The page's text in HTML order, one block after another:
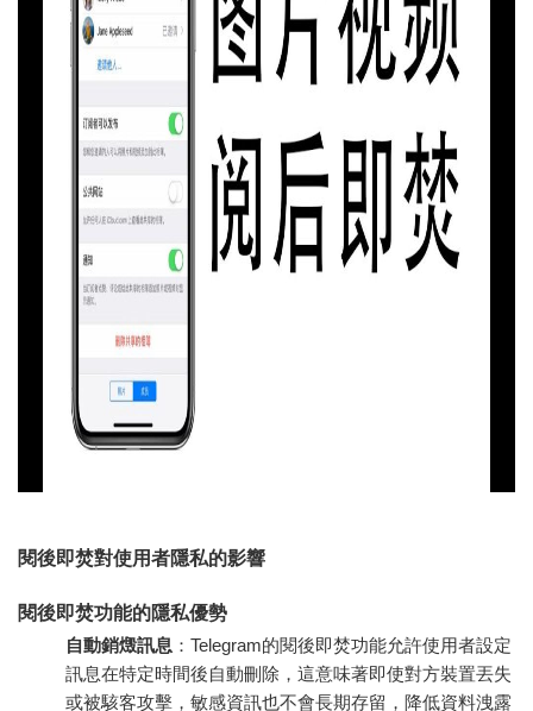
閱後即焚對使用者隱私的影響
閱後即焚功能的隱私優勢
自動銷燬訊息 ：Telegram的閱後即焚功能允許使用者設定
訊息在特定時間後自動刪除，這意味著即使對方裝置丟失
或被駭客攻擊，敏感資訊也不會長期存留，降低資料洩露